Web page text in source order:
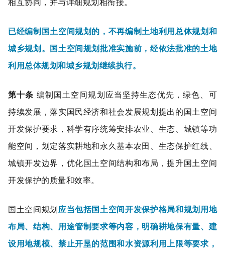
已经编制国土空间规划的，不再编制土地利用总体规划和
城乡规划。 国土空间规划批准实施前，经依法批准的土地
利用总体规划和城乡规划继续执行。
第十条 编制国土空间规划应当坚持生态优先，绿色、可
持续发展，落实国民经济和社会发展规划提出的国土空间
开发保护要求，科学有序统筹安排农业、生态、城镇等功
能空间，划定落实耕地和永久基本农田、生态保护红线、
城镇开发边界，优化国土空间结构和布局，提升国土空间
开发保护的质量和效率。
国土空间规划应当包括国土空间开发保护格局和规划用地
布局、结构、用途管制要求等内容，明确耕地保有量、建
设用地规模、禁止开垦的范围和水资源利用上限等要求，